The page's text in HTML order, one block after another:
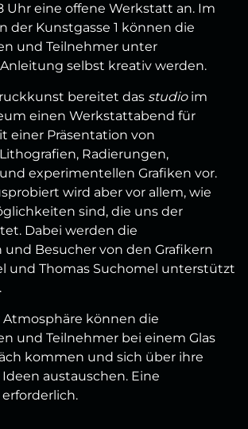
Uhr eine offene Werkstatt an. Im
der Kunstgasse 1 können die
und Teilnehmer unter
selbst kreativ werden.
bereitet das studioim
einen Werkstattabend für
einer Präsentation von
Radierungen,
experimentellen Grafiken vor.
wird aber vor allem, wie
sind, die uns der
Dabei werden die
und Besucher von den Grafikern
und Thomas Suchomel unterstützt
können die
und Teilnehmer bei einem Glas
kommen und sich über ihre
austauschen. Eine